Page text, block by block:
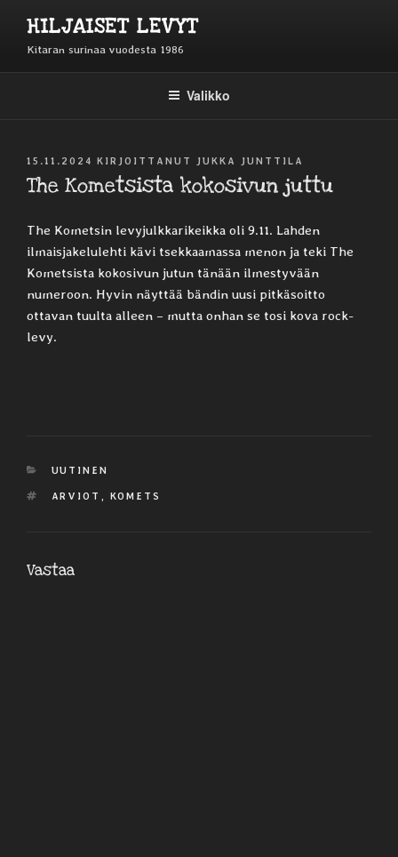
sisältöönHILJAISET LEVYT
Kitaran surinaa vuodesta 1986
Valikko
JULKAISTU
15.11.2024 KIRJOITTANUT JUKKA JUNTTILA
The Kometsista kokosivun juttu
The Kometsin levyjulkkarikeikka oli 9.11. Lahden
ilmaisjakelulehti kävi tsekkaamassa menon ja teki The
Kometsista kokosivun jutun tänään ilmestyvään
numeroon. Hyvin näyttää bändin uusi pitkäsoitto
ottavan tuulta alleen – mutta onhan se tosi kova rock-
levy.
KATEGORIAT
UUTINEN
AVAINSANAT
ARVIOT , KOMETS
Vastaa